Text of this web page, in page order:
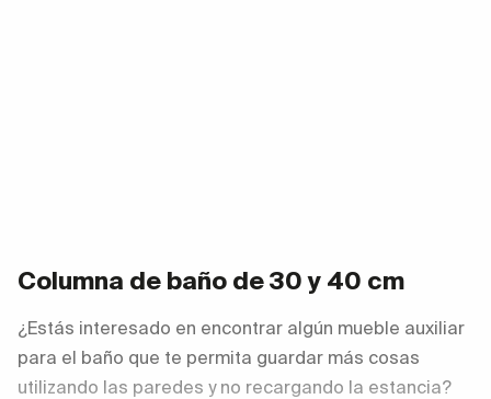
Columna de baño de 30 y 40 cm
¿Estás interesado en encontrar algún mueble auxiliar
para el baño que te permita guardar más cosas
utilizando las paredes y no recargando la estancia?